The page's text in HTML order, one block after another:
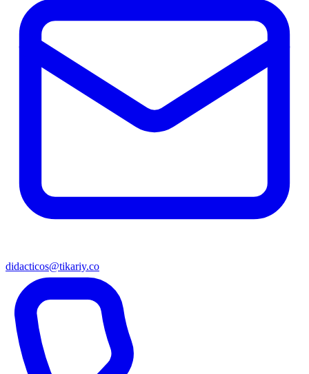
didacticos@tikariy.co